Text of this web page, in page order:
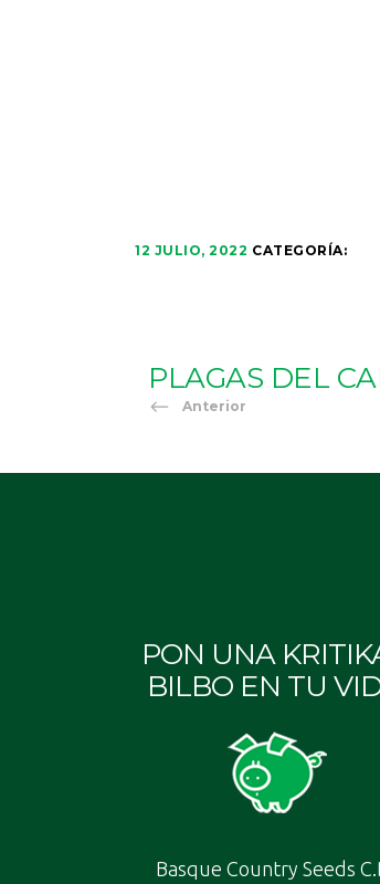
12 JULIO, 2022 CATEGORÍA:
PLAGAS DEL
Anterior
PON UNA
BILBO EN TU
Basque Country Seeds